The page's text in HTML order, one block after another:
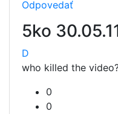
Odpovedať
5ko
D
who killed the
0
0